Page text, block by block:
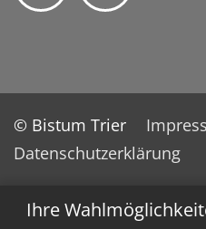
Ihre
© Bistum Trier
Datenschutzerklärung